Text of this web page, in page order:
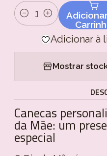
Quantidade
Adicionar à
Mostrar
Canecas
da Mãe: um
especial